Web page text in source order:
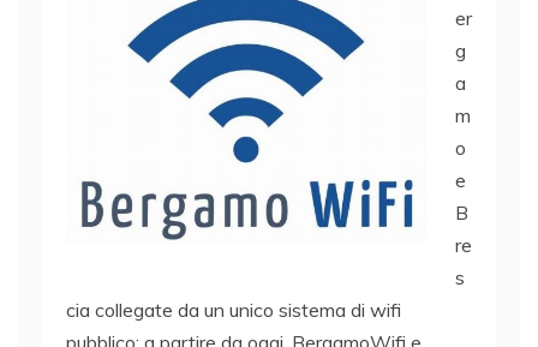
er
g
a
m
o
e
B
re
s
cia collegate da un unico sistema di wifi